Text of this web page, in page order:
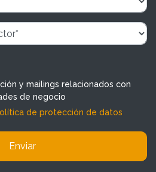
y mailings relacionados con
de negocio
de protección de datos
Enviar